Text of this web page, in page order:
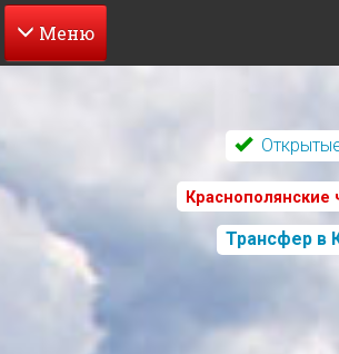
Перейти
содержанию
Краснополянские
Трансфер в